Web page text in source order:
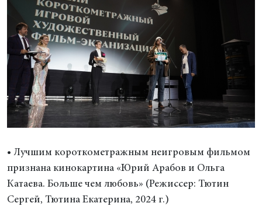
• Лучшим короткометражным неигровым фильмом
признана кинокартина «Юрий Арабов и Ольга
Катаева. Больше чем любовь» (Режиссер: Тютин
Сергей, Тютина Екатерина, 2024 г.)